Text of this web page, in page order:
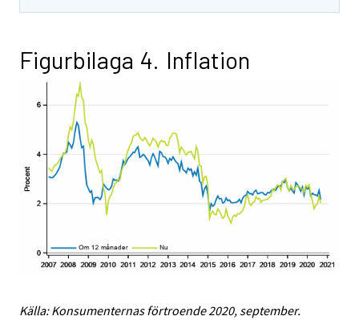
Figurbilaga 4. Inflation
Källa: Konsumenternas förtroende 2020, september.